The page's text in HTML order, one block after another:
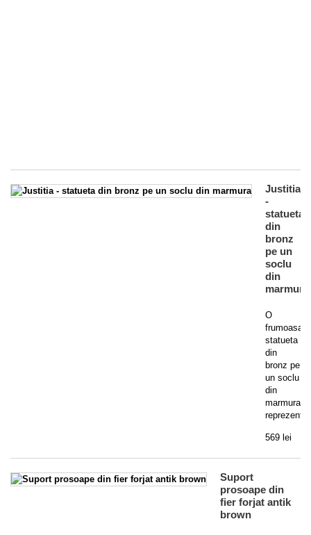
Justitia
-
statueta
din
bronz
pe un
soclu
din
marmura
O
frumoasa
statueta
din
bronz pe
un soclu
din
marmura,
569 lei
Suport
prosoape din
fier forjat antik
brown